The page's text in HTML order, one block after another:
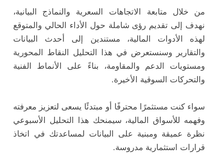
من خلال متابعة الاتجاهات السعرية والنماذج البيانية،
نهدف إلى تقديم رؤى شاملة حول الأداء الحالي والمتوقع
لهذه الأدوات المالية، مستندين إلى أحدث البيانات
والتقارير وسنستعرض في هذا التحليل النقاط المحورية
ومستويات الدعم والمقاومة، بناءً على الأنماط الفنية
والتحركات السوقية الأخيرة.
سواء كنت مستثمرًا محترفًا أو مبتدئًا يسعى لتعزيز معرفته
وفهمه للأسواق المالية، سيمنحك هذا التحليل الأسبوعي
نظرة عميقة ومبنية على البيانات لمساعدتك في اتخاذ
قرارات استثمارية مدروسة.